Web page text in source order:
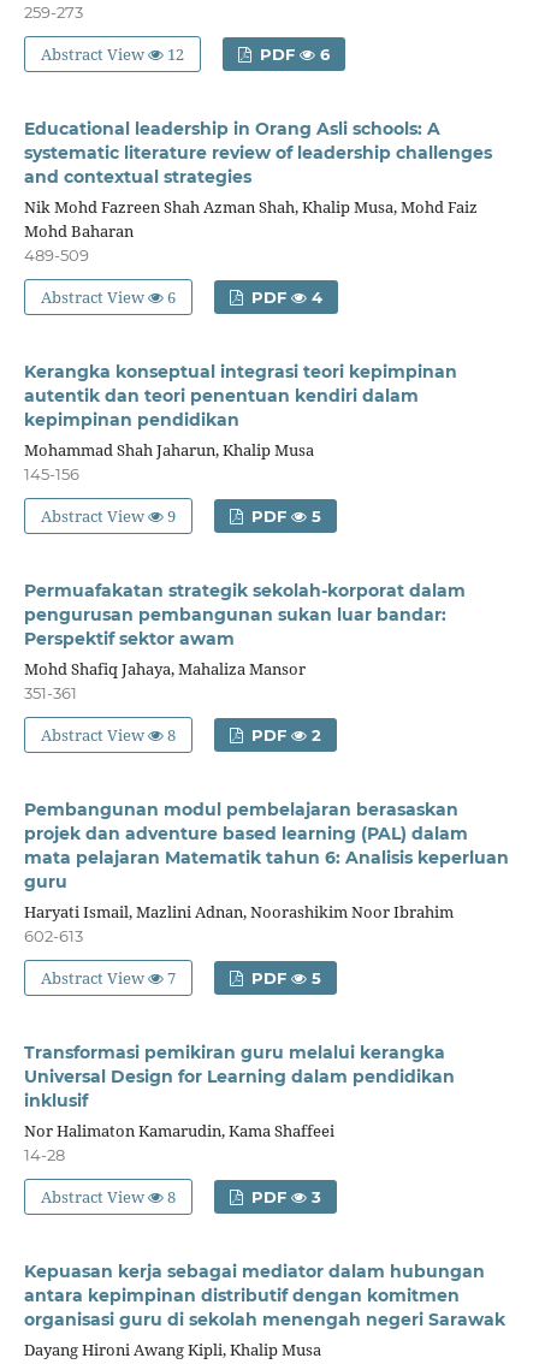
259-273
Abstract View 12 PDF 6
Educational leadership in Orang Asli schools: A
systematic literature review of leadership challenges
and contextual strategies
Nik Mohd Fazreen Shah Azman Shah, Khalip Musa, Mohd Faiz
Mohd Baharan
489-509
Abstract View 6 PDF 4
Kerangka konseptual integrasi teori kepimpinan
autentik dan teori penentuan kendiri dalam
kepimpinan pendidikan
Mohammad Shah Jaharun, Khalip Musa
145-156
Abstract View 9 PDF 5
Permuafakatan strategik sekolah-korporat dalam
pengurusan pembangunan sukan luar bandar:
Perspektif sektor awam
Mohd Shafiq Jahaya, Mahaliza Mansor
351-361
Abstract View 8 PDF 2
Pembangunan modul pembelajaran berasaskan
projek dan adventure based learning (PAL) dalam
mata pelajaran Matematik tahun 6: Analisis keperluan
guru
Haryati Ismail, Mazlini Adnan, Noorashikim Noor Ibrahim
602-613
Abstract View 7 PDF 5
Transformasi pemikiran guru melalui kerangka
Universal Design for Learning dalam pendidikan
inklusif
Nor Halimaton Kamarudin, Kama Shaffeei
14-28
Abstract View 8 PDF 3
Kepuasan kerja sebagai mediator dalam hubungan
antara kepimpinan distributif dengan komitmen
organisasi guru di sekolah menengah negeri Sarawak
Dayang Hironi Awang Kipli, Khalip Musa